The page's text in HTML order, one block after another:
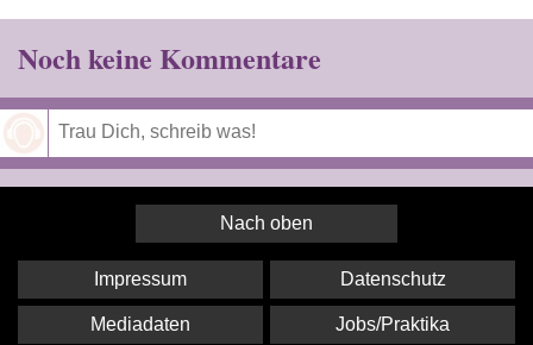
Noch keine Kommentare
Nach oben
Impressum Datenschutz
Mediadaten Jobs/Praktika